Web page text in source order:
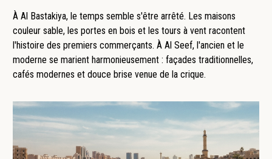
À Al Bastakiya, le temps semble s'être arrêté. Les maisons
couleur sable, les portes en bois et les tours à vent racontent
l'histoire des premiers commerçants. À Al Seef, l'ancien et le
moderne se marient harmonieusement : façades traditionnelles,
cafés modernes et douce brise venue de la crique.